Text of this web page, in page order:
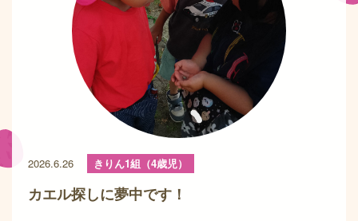
2026.6.26 きりん1組（4歳児）
カエル探しに夢中です！